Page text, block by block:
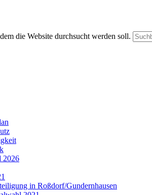
die Website durchsucht werden soll.
2026
in Roßdorf/Gundernhausen